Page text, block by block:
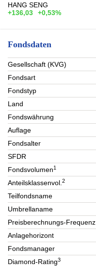
HANG SENG
+136,03
+0,53%
Fondsdaten
Gesellschaft (KVG)
Fondsart
Fondstyp
Land
Fondswährung
Auflage
Fondsalter
SFDR
Fondsvolumen1
Anteilsklassenvol.2
Teilfondsname
Umbrellaname
Preisberechnungs-Frequenz
Anlagehorizont
Fondsmanager
Diamond-Rating3